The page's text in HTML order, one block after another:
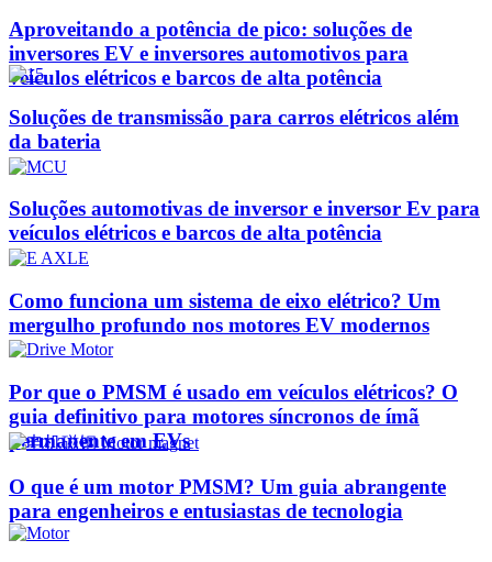
Aproveitando a potência de pico: soluções de
inversores EV e inversores automotivos para
veículos elétricos e barcos de alta potência
Soluções de transmissão para carros elétricos além
da bateria
Soluções automotivas de inversor e inversor Ev para
veículos elétricos e barcos de alta potência
Como funciona um sistema de eixo elétrico? Um
mergulho profundo nos motores EV modernos
Por que o PMSM é usado em veículos elétricos? O
guia definitivo para motores síncronos de ímã
permanente em EVs
O que é um motor PMSM? Um guia abrangente
para engenheiros e entusiastas de tecnologia